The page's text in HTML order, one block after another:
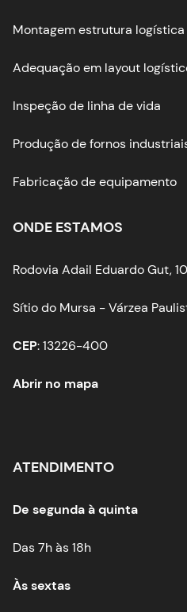
Montagem estrutura logística
Adequação em layout
Inspeção de linha de vida
Produção de fornos
Fabricação de equipamento
ONDE ESTAMOS
Rodovia Adail Eduardo Gut,
Sítio do Mursa - Várzea
CEP: 13226-400
Abrir no mapa
ATENDIMENTO
De segunda à quinta
Das 7h às 18h
Às sextas